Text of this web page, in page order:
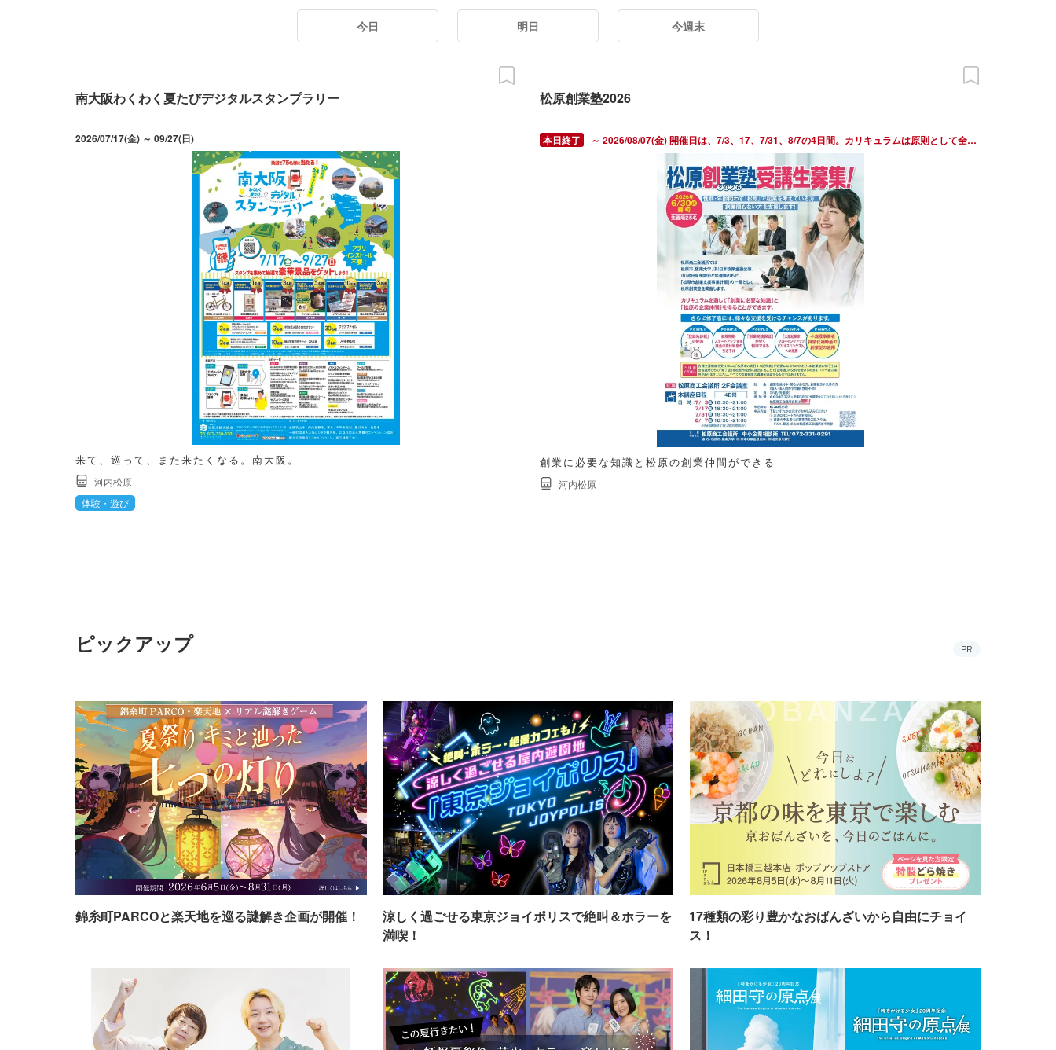
今日 明日 今週末
南大阪わくわく夏たびデジタルスタンプラリー
2026/07/17(金) ～ 09/27(日)
来て、巡って、また来たくなる。南大阪。
河内松原
体験・遊び
松原創業塾2026
～ 2026/08/07(金) 開催日は、7/3、17、7/31、8/7の4日間。カリキュラムは原則として全講座必修。全講座受講すると修了認定証を受け取れる。
創業に必要な知識と松原の創業仲間ができる
河内松原
ピックアップ PR
錦糸町PARCOと楽天地を巡る謎解き企画が開催！
涼しく過ごせる東京ジョイポリスで絶叫＆ホラーを
満喫！
17種類の彩り豊かなおばんざいから自由にチョイ
ス！